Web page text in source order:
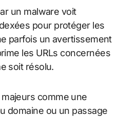
un malware voit
pour protéger les
parfois un avertissement
les URLs concernées
soit résolu.
comme une
domaine ou un passage